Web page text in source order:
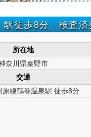
徒歩8分 検査済
所在地
奈川県秦野市
交通
原線鶴巻温泉駅 徒歩8分